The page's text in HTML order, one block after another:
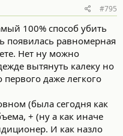
#795
100% способ убить
появилась равномерная
Нет ну можно
вытянуть калеку но
первого даже легкого
(была сегодня как
+ (ну а как иначе
И как назло